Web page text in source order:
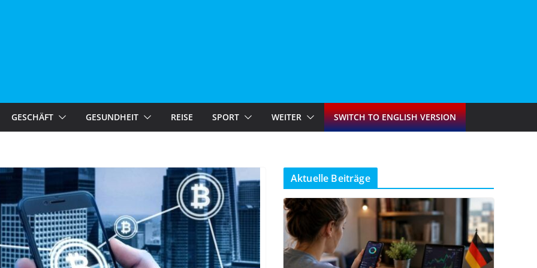
GESCHÄFT GESUNDHEIT REISE SPORT WEITER SWITCH TO ENGLISH VERSION
Aktuelle Beiträge